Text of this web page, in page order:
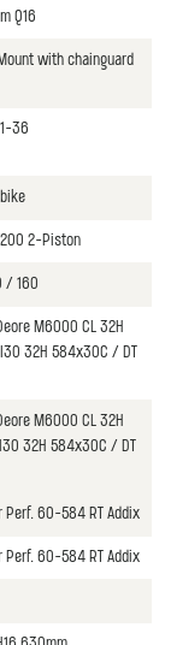
Q16
with chainguard
36
2-Piston
/ 160
M6000 CL 32H
32H 584x30C / DT
M6000 CL 32H
32H 584x30C / DT
Perf. 60-584 RT Addix
Perf. 60-584 RT Addix